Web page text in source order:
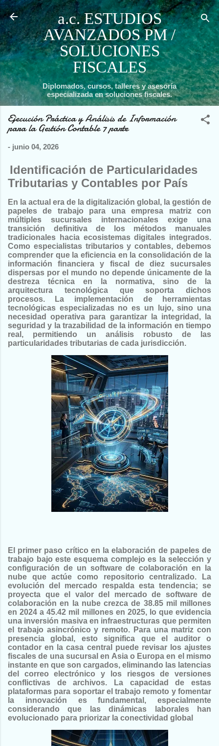
Ir al contenido principal
a.c. ESTUDIOS
AVANZADOS PM /
SOLUCIONES
FISCALES
Diplomados, cursos, talleres y asesoría
especializada en soluciones fiscales.
Ejecución Práctica y Análisis de Información
para la Gestión Contable 7 parte
- junio 04, 2026
Identificación de Particularidades
Tributarias y Contables por País
En la actual era de la digitalización global, la gestión de
papeles de trabajo para una empresa matriz con
múltiples sucursales internacionales exige una
transición definitiva de los métodos manuales
tradicionales hacia ecosistemas digitales integrados.
Como especialistas tributarios y contables, debemos
comprender que la eficiencia en la consolidación de la
información financiera y fiscal de diez sucursales
dispersas por el mundo no depende únicamente de la
destreza técnica en la normativa, sino de la
arquitectura tecnológica que soporta dichos
procesos. La implementación de herramientas
tecnológicas especializadas no es un lujo, sino una
necesidad operativa para garantizar la integridad, la
seguridad y la trazabilidad de la información en tiempo
real, permitiendo un análisis robusto de las
particularidades tributarias de cada jurisdicción.
El primer paso crítico en la elaboración de papeles de
trabajo bajo este esquema complejo es la selección y
configuración de un software de colaboración en la
nube que actúe como repositorio centralizado. La
evolución del mercado respalda esta tendencia; se
proyecta que el valor del mercado de software de
colaboración en la nube crezca de 38.85 mil millones
en 2024 a 45.42 mil millones en 2025, lo que evidencia
una inversión masiva en infraestructuras que permiten
el trabajo asincrónico y remoto. Para una matriz con
presencia global, esto significa que el auditor o
contador en la casa central puede revisar los ajustes
fiscales de una sucursal en Asia o Europa en el mismo
instante en que son cargados, eliminando las latencias
del correo electrónico y los riesgos de versiones
conflictivas de archivos. La capacidad de estas
plataformas para soportar el trabajo remoto y fomentar
la innovación es fundamental, especialmente
considerando que las dinámicas laborales han
evolucionado para priorizar la conectividad global